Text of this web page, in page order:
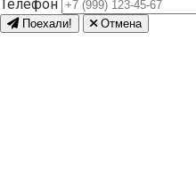
Телефон
Поехали! Отмена